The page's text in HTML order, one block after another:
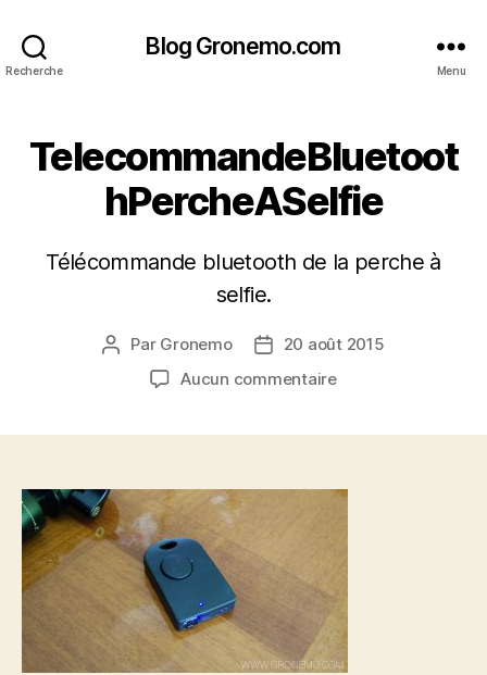
Recherche
Blog Gronemo.com
Menu
TelecommandeBluetoot
hPercheASelfie
Télécommande bluetooth de la perche à
selfie.
Auteur
l’article
Par Gronemo
Date20 août 2015
Aucun commentairesur